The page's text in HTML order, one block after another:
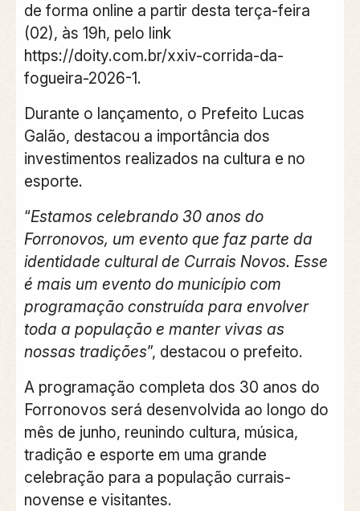
de forma online a partir desta terça-feira
(02), às 19h, pelo link
https://doity.com.br/xxiv-corrida-da-
fogueira-2026-1.
Durante o lançamento, o Prefeito Lucas
Galão, destacou a importância dos
investimentos realizados na cultura e no
esporte.
“Estamos celebrando 30 anos do
Forronovos, um evento que faz parte da
identidade cultural de Currais Novos. Esse
é mais um evento do município com
programação construída para envolver
toda a população e manter vivas as
nossas tradições”, destacou o prefeito.
A programação completa dos 30 anos do
Forronovos será desenvolvida ao longo do
mês de junho, reunindo cultura, música,
tradição e esporte em uma grande
celebração para a população currais-
novense e visitantes.